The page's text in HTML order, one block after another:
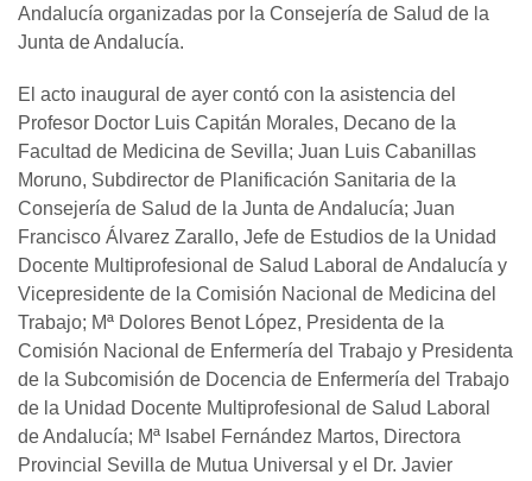
Andalucía organizadas por la Consejería de Salud de la
Junta de Andalucía.
El acto inaugural de ayer contó con la asistencia del
Profesor Doctor Luis Capitán Morales, Decano de la
Facultad de Medicina de Sevilla; Juan Luis Cabanillas
Moruno, Subdirector de Planificación Sanitaria de la
Consejería de Salud de la Junta de Andalucía; Juan
Francisco Álvarez Zarallo, Jefe de Estudios de la Unidad
Docente Multiprofesional de Salud Laboral de Andalucía y
Vicepresidente de la Comisión Nacional de Medicina del
Trabajo; Mª Dolores Benot López, Presidenta de la
Comisión Nacional de Enfermería del Trabajo y Presidenta
de la Subcomisión de Docencia de Enfermería del Trabajo
de la Unidad Docente Multiprofesional de Salud Laboral
de Andalucía; Mª Isabel Fernández Martos, Directora
Provincial Sevilla de Mutua Universal y el Dr. Javier